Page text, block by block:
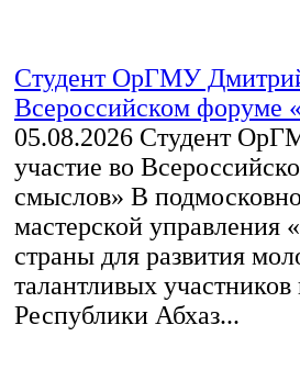
Студент ОрГМУ
Всероссийском форуме
05.08.2026 Студент
участие во
смыслов» В
мастерской управления
страны для развития
талантливых
Республики Абхаз...